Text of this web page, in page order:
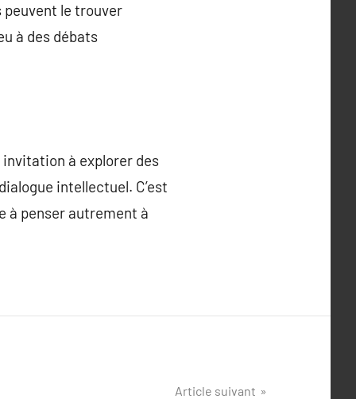
peuvent le trouver
à des débats
invitation à explorer des
intellectuel. C’est
à penser autrement à
Article suivant